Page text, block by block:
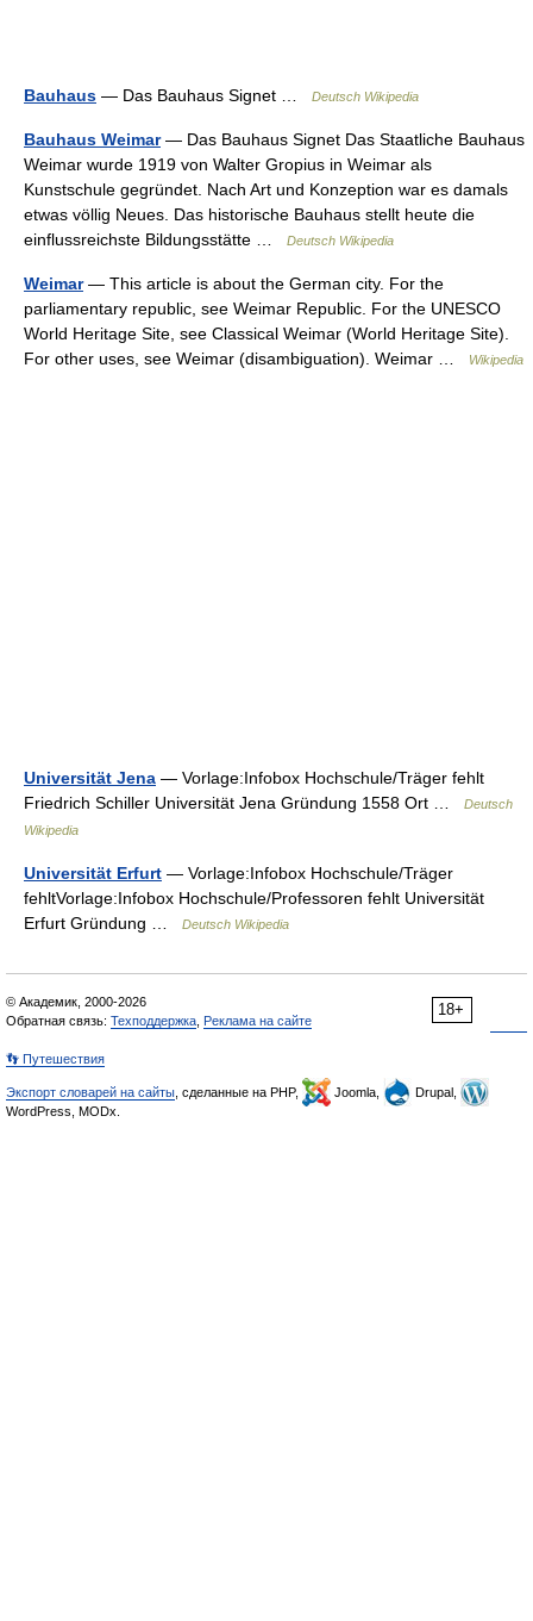
Bauhaus — Das Bauhaus Signet … Deutsch Wikipedia
Bauhaus Weimar— Das Bauhaus Signet Das Staatliche Bauhaus
Weimar wurde 1919 von Walter Gropius in Weimar als
Kunstschule gegründet. Nach Art und Konzeption war es damals
etwas völlig Neues. Das historische Bauhaus stellt heute die
einflussreichste Bildungsstätte …
Deutsch Wikipedia
Weimar— This article is about the German city. For the
parliamentary republic, see Weimar Republic. For the UNESCO
World Heritage Site, see Classical Weimar (World Heritage Site).
For other uses, see Weimar (disambiguation). Weimar …
Wikipedia
Universität Jena — Vorlage:Infobox Hochschule/Träger fehlt
Friedrich Schiller Universität Jena Gründung 1558 Ort …
Deutsch
Wikipedia
Universität Erfurt — Vorlage:Infobox Hochschule/Träger
fehltVorlage:Infobox Hochschule/Professoren fehlt Universität
Erfurt Gründung …
Deutsch Wikipedia
18+
© Академик, 2000-2026
Обратная связь: Техподдержка Реклама на сайте
👣 Путешествия
Экспорт словарей на сайты , сделанные на PHP, Joomla,
Drupal,
WordPress, MODx.